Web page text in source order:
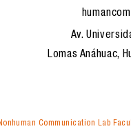
Av.
Lomas Anáhuac,
Communication Lab